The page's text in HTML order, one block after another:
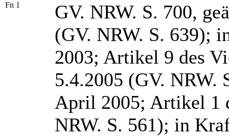
Fn 1
GV. NRW. S. 700,
(GV. NRW. S. 639);
2003; Artikel 9 des
5.4.2005 (GV. NRW.
April 2005; Artikel 1
NRW. S. 561); in